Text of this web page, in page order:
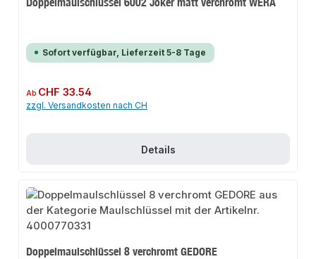
Sofort verfügbar, Lieferzeit 5-8 Tage
Regulärer Preis:
Ab CHF 33.54
zzgl. Versandkosten nach CH
Details
Doppelmaulschlüssel 8 verchromt GEDORE